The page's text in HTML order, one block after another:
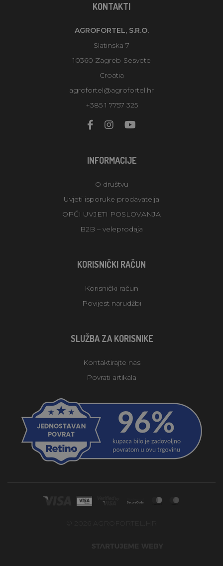
KONTAKTI
AGROFORTEL, S.R.O.
Slatinska 7
10360 Zagreb-Sesvete
Croatia
agrofortel@agrofortel.hr
+385 1 7757 325
INFORMACIJE
O društvu
Uvjeti isporuke prodavatelja
OPĆI UVJETI POSLOVANJA
B2B – veleprodaja
KORISNIČKI RAČUN
Korisnički račun
Povijest narudžbi
SLUŽBA ZA KORISNIKE
Kontaktirajte nas
Povrati artikala